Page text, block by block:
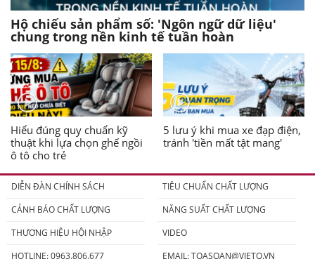
Hộ chiếu sản phẩm số: 'Ngôn ngữ dữ liệu'
chung trong nền kinh tế tuần hoàn
Hiểu đúng quy chuẩn kỹ
thuật khi lựa chọn ghế ngồi
ô tô cho trẻ
5 lưu ý khi mua xe đạp điện,
tránh 'tiền mất tật mang'
DIỄN ĐÀN CHÍNH SÁCH
TIÊU CHUẨN CHẤT LƯỢNG
CẢNH BÁO CHẤT LƯỢNG
NĂNG SUẤT CHẤT LƯỢNG
THƯƠNG HIỆU HỘI NHẬP
VIDEO
HOTLINE: 0963.806.677
EMAIL:TOASOAN@VIETQ.VN